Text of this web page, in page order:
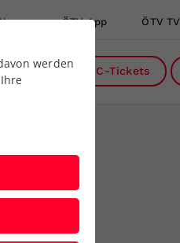
ÖTV App ÖTV TV
DC-Tickets
werden